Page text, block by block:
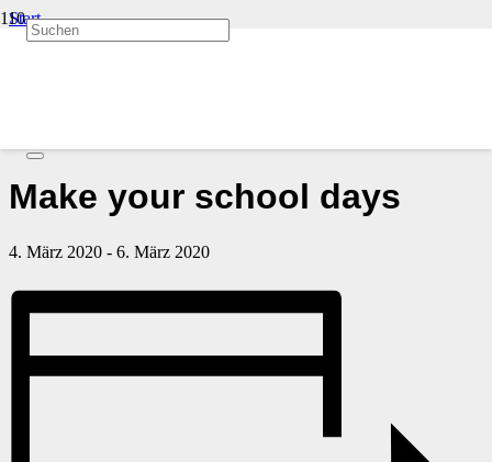
Start
Veranstaltungen
Make your school days
4. März 2020 - 6. März 2020